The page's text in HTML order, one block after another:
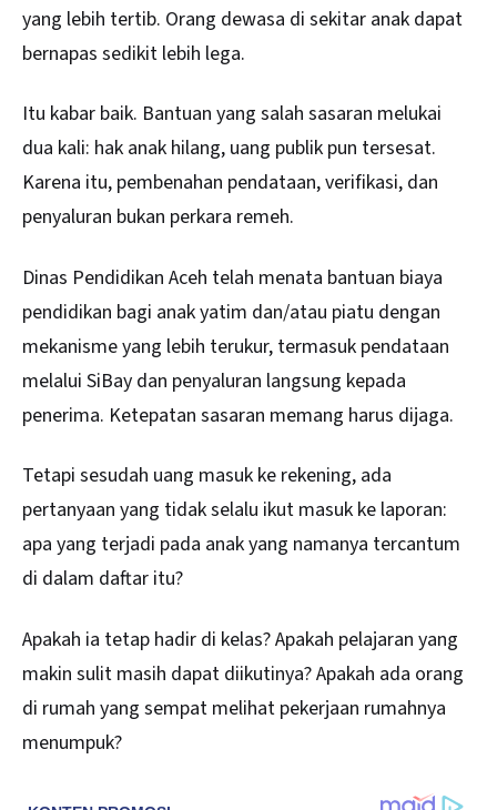
yang lebih tertib. Orang dewasa di sekitar anak dapat
bernapas sedikit lebih lega.
Itu kabar baik. Bantuan yang salah sasaran melukai
dua kali: hak anak hilang, uang publik pun tersesat.
Karena itu, pembenahan pendataan, verifikasi, dan
penyaluran bukan perkara remeh.
Dinas Pendidikan Aceh telah menata bantuan biaya
pendidikan bagi anak yatim dan/atau piatu dengan
mekanisme yang lebih terukur, termasuk pendataan
melalui SiBay dan penyaluran langsung kepada
penerima. Ketepatan sasaran memang harus dijaga.
Tetapi sesudah uang masuk ke rekening, ada
pertanyaan yang tidak selalu ikut masuk ke laporan:
apa yang terjadi pada anak yang namanya tercantum
di dalam daftar itu?
Apakah ia tetap hadir di kelas? Apakah pelajaran yang
makin sulit masih dapat diikutinya? Apakah ada orang
di rumah yang sempat melihat pekerjaan rumahnya
menumpuk?